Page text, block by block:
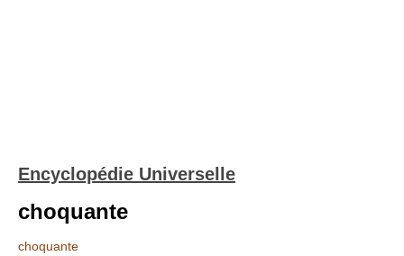
Encyclopédie Universelle
choquante
choquante